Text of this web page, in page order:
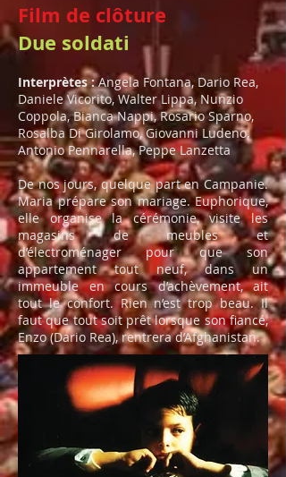
Film de clôture
Due soldati
Interprètes :Angela Fontana, Dario Rea,
Daniele Vicorito, Walter Lippa, Nunzio
Coppola, Bianca Nappi, Rosario Sparno,
Rosalba Di Girolamo, Giovanni Ludeno,
Antonio Pennarella, Peppe Lanzetta
De nos jours, quelque part en Campanie.
Maria prépare son mariage. Euphorique,
elle organise la cérémonie, visite les
magasins de meubles et
d’électroménager pour que son
appartement tout neuf, dans un
immeuble en cours d’achèvement, ait
tout le confort. Rien n’est trop beau. Il
faut que tout soit prêt lorsque son fiancé,
Enzo (Dario Rea), rentrera d’Afghanistan.